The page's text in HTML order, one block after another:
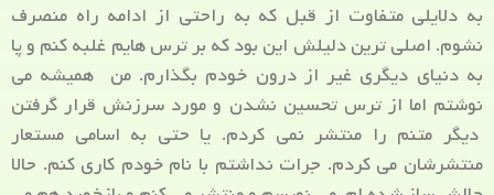
به دلایلی متفاوت از قبل که به راحتی از ادامه راه منصرف
نشوم. اصلی ترین دلیلش این بود که بر ترس هایم غلبه کنم و پا
به دنیای دیگری غیر از درون خودم بگذارم. من همیشه می
نوشتم اما از ترس تحسین نشدن و مورد سرزنش قرار گرفتن
دیگر متنم را منتشر نمی کردم. یا حتی به اسامی مستعار
منتشرشان می کردم. جرات نداشتم با نام خودم کاری کنم. حالا